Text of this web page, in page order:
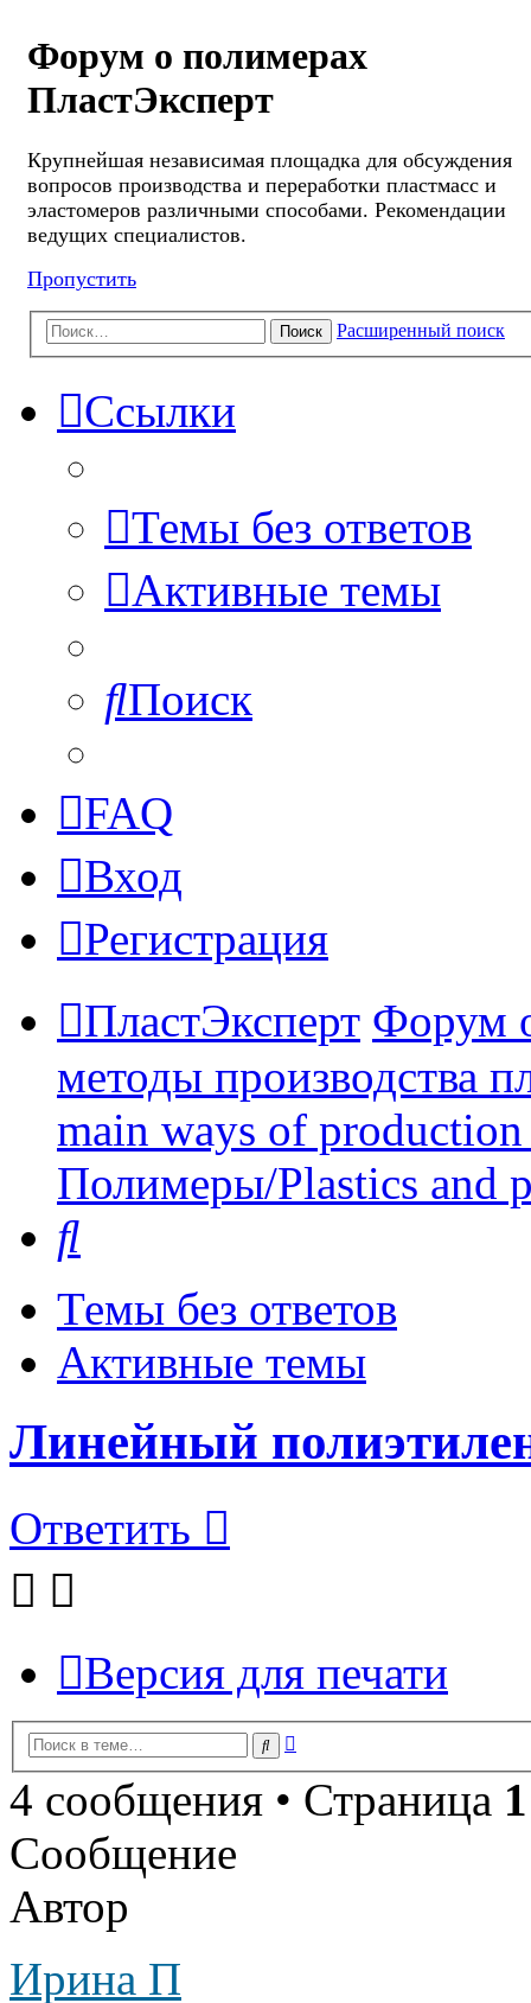
Форум о полимерах
ПластЭксперт
Крупнейшая независимая площадка для обсуждения
вопросов производства и переработки пластмасс и
эластомеров различными способами. Рекомендации
ведущих специалистов.
Пропустить
Поиск Расширенный поиск
Ссылки
Темы без ответов
Активные темы
Поиск
FAQ
Вход
Регистрация
ПластЭксперт Форум
методы производства
main ways of
Полимеры/Plastics and
Темы без ответов
Активные темы
Линейный
Ответить
Версия для печати
Поиск
4 сообщения • Страница 1
Сообщение
Автор
Ирина П